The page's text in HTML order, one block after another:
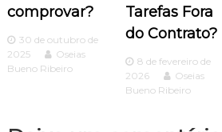
e
P
comprovar?
30 de outubro de
2025
Oseias
Bueno Ribeiro
Tarefas Fora
do Contrato?
8 de fevereiro de
2026
Oseias
Bueno Ribeiro